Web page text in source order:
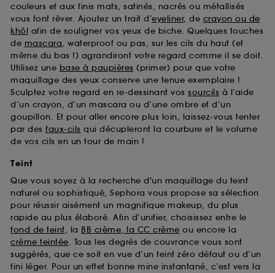
couleurs et aux finis mats, satinés, nacrés ou métallisés
vous font rêver. Ajoutez un trait d’eyeliner, de crayon ou de
khôl afin de souligner vos yeux de biche. Quelques touches
de mascara, waterproof ou pas, sur les cils du haut (et
même du bas !) agrandiront votre regard comme il se doit.
Utilisez une base à paupières (primer) pour que votre
maquillage des yeux conserve une tenue exemplaire !
Sculptez votre regard en re-dessinant vos sourcils à l’aide
d’un crayon, d’un mascara ou d’une ombre et d’un
goupillon. Et pour aller encore plus loin, laissez-vous tenter
par des faux-cils qui décupleront la courbure et le volume
de vos cils en un tour de main !
Teint
Que vous soyez à la recherche d'un maquillage du teint
naturel ou sophistiqué, Sephora vous propose sa sélection
pour réussir aisément un magnifique makeup, du plus
rapide au plus élaboré. Afin d’unifier, choisissez entre le
fond de teint, la BB crème, la CC crème ou encore la
crème teintée. Tous les degrés de couvrance vous sont
suggérés, que ce soit en vue d’un teint zéro défaut ou d’un
fini léger. Pour un effet bonne mine instantané, c’est vers la